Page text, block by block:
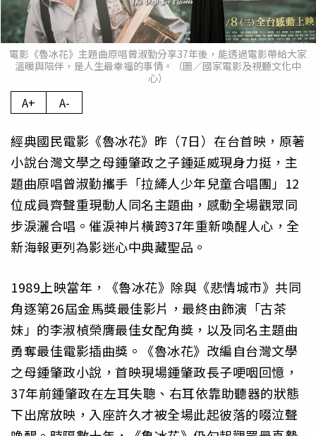
電影《魯冰花》主題曲原唱曾淑勤分享37年後，能透過電影帶給大家
溫暖與陪伴，是人生最幸福的事情。（圖／國家電影及視聽文化中
心）
A+ A-
經典國民電影《魯冰花》昨（7日）在台首映，原著
小說台灣文學之母鍾肇政之子鍾延威現身力挺，主
題曲原唱曾淑勤攜手「拉縴人少年兒童合唱團」12
位成員齊聲重現動人同名主題曲，感動全場觀眾同
步淚灑合唱。催淚神片橫跨37年重新喚醒人心，全
新海報更列為影迷心中典藏聖品。
1989上映當年，《魯冰花》除與《悲情城市》共同
角逐第26屆金馬獎最佳影片，最終由飾演「古茶
妹」的李淑楨榮膺最佳女配角獎，以及同名主題曲
勇奪最佳電影插曲獎。《魯冰花》改編自台灣文學
之母鍾肇政小說，首映現場鍾肇政長子哽咽回憶，
37年前鍾肇政在左耳失聰、右耳依靠助聽器的狀態
下出席放映，入座許久才被全場此起彼落的啜泣聲